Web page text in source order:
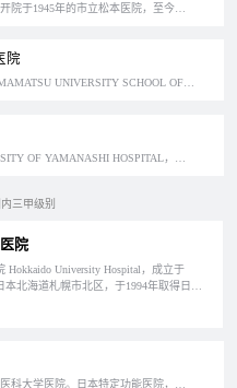
信州大学医学部附属医院的前身是开院于1945年的市立松本医院，至今已有74年的历史了，简称信大医院，同时这也是长野县唯一的一家大学医院。在日本的中部地区，信州大学医学部附属医院是继爱知医科大学附属医院和岐阜大学医学部附属医院之后第三个高度急救中心。
院
浜松医科大学医学部附属医院 HAMAMATSU UNIVERSITY SCHOOL OF MEDICINE, UNIVERSITY HOSPITAL , 成立于1977年，位于静冈县浜松市东区半田山，于1995年获得日本特定功能医院认证。
三甲级别
院
Hokkaido University Hospital，成立于
本北海道札幌市北区，于1994年取得日本
2021年，将迎来建院100周年。